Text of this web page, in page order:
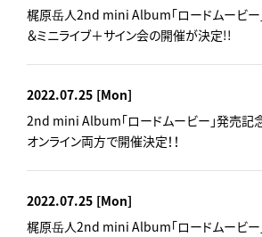
梶原岳人2nd mini Album「ロードムービー
＆ミニライブ＋サイン会の開催が決定!!
2022.07.25 [Mon]
2nd mini Album「ロードムービー」発売記
オンライン両方で開催決定！！
2022.07.25 [Mon]
梶原岳人2nd mini Album「ロードムービー